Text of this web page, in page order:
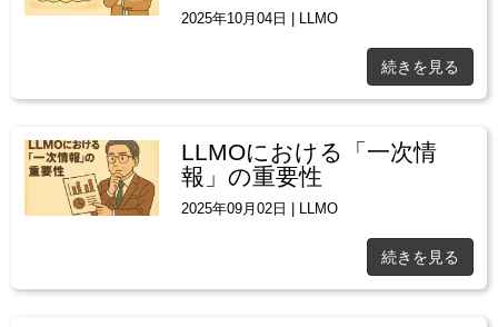
2025年10月04日 LLMO
続きを見る
LLMOにおける「一次情
報」の重要性
2025年09月02日 LLMO
続きを見る